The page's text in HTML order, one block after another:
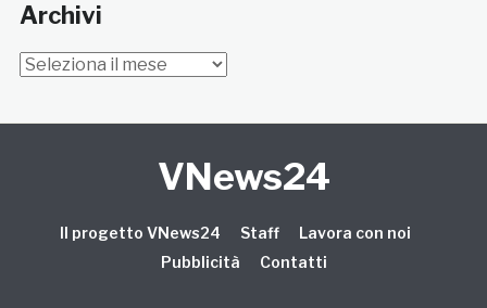
Archivi
Archivi
VNews24
Il progetto VNews24 Staff
Lavora con noi
Pubblicità
Contatti